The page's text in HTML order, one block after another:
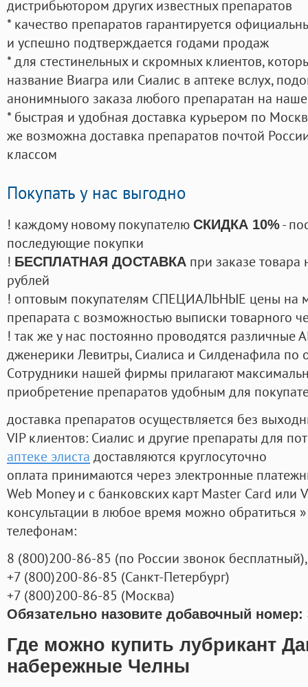
дистрибьютором других известных препаратов
* качество препаратов гарантируется
и успешно подтверждается годами продаж
* для стестинельных и скромных клиентов,
название Виагра или Сиалис в аптеке вслух,
анонимныого заказа любого препаратан на
* быстрая и удобная доставка курьером по
же возможна доставка препаратов почтой
классом
Покупать у нас выгодно
! каждому новому покупателю СКИДКА 10%-
последующие покупки
! БЕСПЛАТНАЯ ДОСТАВКА при заказе
рублей
! оптовым покупателям СПЕЦИАЛЬНЫЕ цены на
препарата с возможностью выписки товарного
! так же у нас постоянно проводятся
дженерики Левитры, Сиалиса и Силденафила по
Cотрудники нашей фирмы прилагают
приобретение препаратов удобным для
доставка препаратов осуществляется без
VIP клиентов: Сиалис и другие препараты для
аптеке элиста доставляются круглосуточно
оплата принимаются через электронные
Web Money и с банковских карт Master Card или
консультации в любое время можно обратиться
телефонам:
8 (800)200-86-85 (по России звонок бесплатный),
+7 (800)200-86-85 (Санкт-Петербург)
+7 (800)200-86-85 (Москва)
Обязательно назовите добавочный номер:
Где можно купить лубрикант
набережные Челны